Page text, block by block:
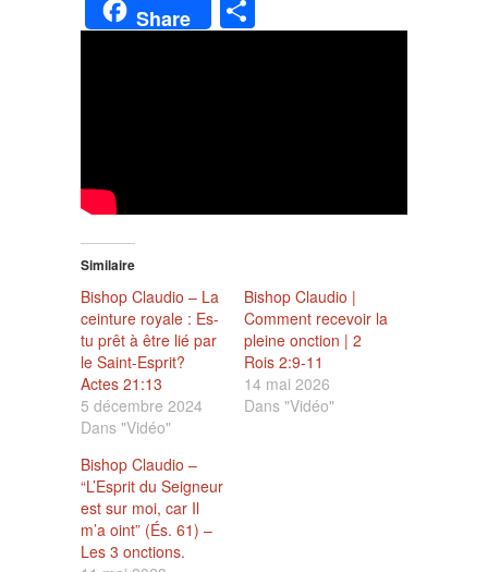
Share
Similaire
Bishop Claudio – La
ceinture royale : Es-
tu prêt à être lié par
le Saint-Esprit?
Actes 21:13
5 décembre 2024
Dans "Vidéo"
Bishop Claudio |
Comment recevoir la
pleine onction | 2
Rois 2:9-11
14 mai 2026
Dans "Vidéo"
Bishop Claudio –
“L’Esprit du Seigneur
est sur moi, car Il
m’a oint” (És. 61) –
Les 3 onctions.